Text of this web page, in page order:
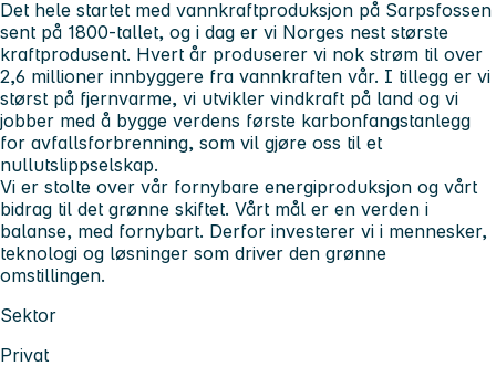
Det hele startet med vannkraftproduksjon på Sarpsfossen
sent på 1800-tallet, og i dag er vi Norges nest største
kraftprodusent. Hvert år produserer vi nok strøm til over
2,6 millioner innbyggere fra vannkraften vår. I tillegg er vi
størst på fjernvarme, vi utvikler vindkraft på land og vi
jobber med å bygge verdens første karbonfangstanlegg
for avfallsforbrenning, som vil gjøre oss til et
nullutslippselskap.
Vi er stolte over vår fornybare energiproduksjon og vårt
bidrag til det grønne skiftet. Vårt mål er en verden i
balanse, med fornybart. Derfor investerer vi i mennesker,
teknologi og løsninger som driver den grønne
omstillingen.
Sektor
Privat